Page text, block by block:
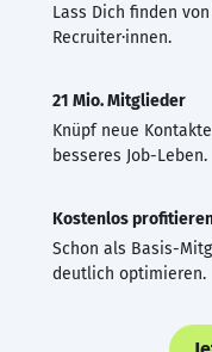
Lass Dich finden
Recruiter·innen.
21 Mio. Mitglieder
Knüpf neue
besseres Job-Leben.
Kostenlos
Schon als Basis-
deutlich optimieren.